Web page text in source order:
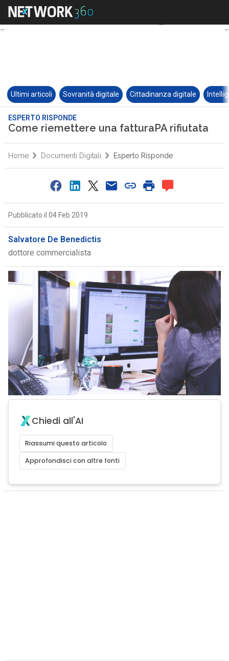
Ultimi articoli Sovranità digitale Cittadinanza digitale
ESPERTO RISPONDE
Come riemettere una fatturaPA rifiutata
Home Documenti Digitali Esperto Risponde
Pubblicato il 04 Feb 2019
Salvatore De Benedictis
dottore commercialista
Chiedi all'AI
Riassumi questo articolo
Approfondisci con altre fonti